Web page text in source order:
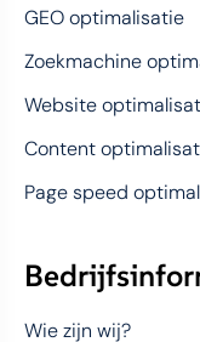
GEO optimalisatie
Zoekmachine
Website
Content
Page speed
Wie zijn wij?